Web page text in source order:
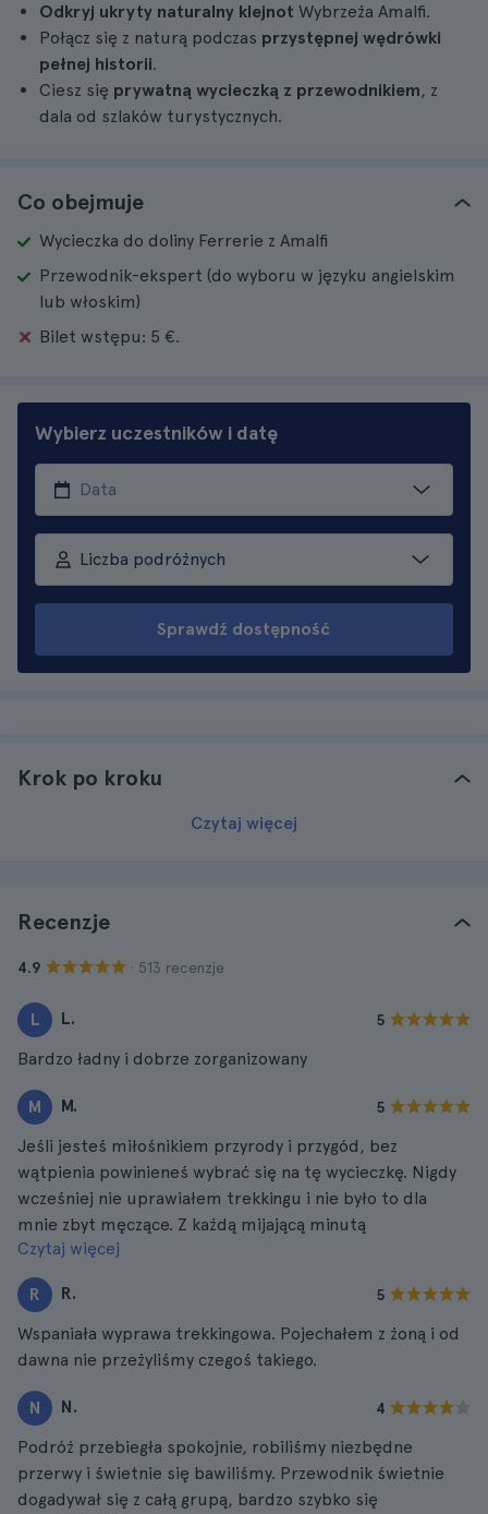
Odkryj ukryty naturalny klejnot Wybrzeża Amalfi.
Połącz się z naturą podczas przystępnej wędrówki
pełnej historii.
Ciesz się prywatną wycieczką z przewodnikiem, z
dala od szlaków turystycznych.
Co obejmuje
Wycieczka do doliny Ferrerie z Amalfi
Przewodnik-ekspert (do wyboru w języku angielskim
lub włoskim)
Bilet wstępu: 5 €.
Wybierz uczestników i datę
Liczba podróżnych
Sprawdź dostępność
Krok po kroku
Czytaj więcej
Recenzje
4.9 · 513 recenzje
L L. 5
Bardzo ładny i dobrze zorganizowany
M M. 5
Jeśli jesteś miłośnikiem przyrody i przygód, bez
wątpienia powinieneś wybrać się na tę wycieczkę. Nigdy
wcześniej nie uprawiałem trekkingu i nie było to dla
mnie zbyt męczące. Z każdą mijającą minutą
podziwiałem niezwykłe krajobrazy.
Czytaj więcej
R R. 5
Wspaniała wyprawa trekkingowa. Pojechałem z żoną i od
dawna nie przeżyliśmy czegoś takiego.
N N. 4
Podróż przebiegła spokojnie, robiliśmy niezbędne
przerwy i świetnie się bawiliśmy. Przewodnik świetnie
dogadywał się z całą grupą, bardzo szybko się